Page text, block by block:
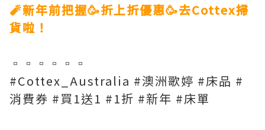
🧨新年前把握🥳折上折優惠🥳去Cottex掃
貨啦！
▫️▫️▫️▫️▫️▫️
#Cottex_Australia #澳洲歌婷 #床品 #
消費券 #買1送1 #1折 #新年 #床單